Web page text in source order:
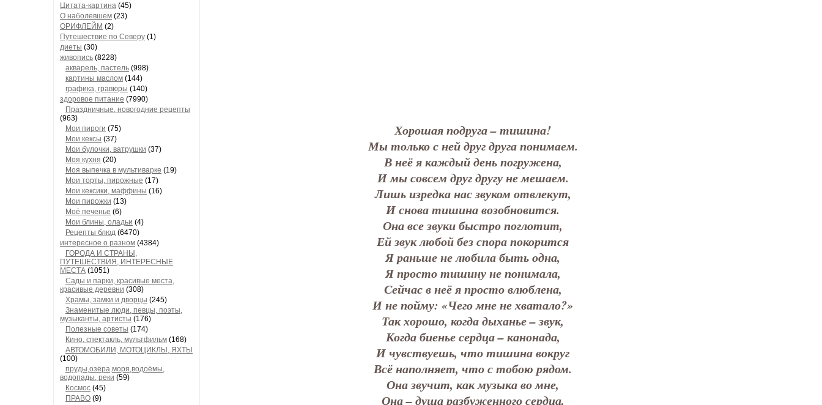
Цитата-картина (45)
О наболевшем (23)
ОРИФЛЕЙМ (2)
Путешествие по Северу (1)
диеты (30)
живопись (8228)
акварель, пастель (998)
картины маслом (144)
графика, гравюры (140)
здоровое питание (7990)
Праздничные, новогодние рецепты
(963)
Мои пироги (75)
Мои кексы (37)
Мои булочки, ватрушки (37)
Моя кухня (20)
Моя выпечка в мультиварке (19)
Мои торты, пирожные (17)
Мои кексики, маффины (16)
Мои пирожки (13)
Моё печенье (6)
Мои блины, оладьи (4)
Рецепты блюд (6470)
интересное о разном (4384)
ГОРОДА И СТРАНЫ,
ПУТЕШЕСТВИЯ, ИНТЕРЕСНЫЕ
МЕСТА (1051)
Сады и парки, красивые места,
красивые деревни (308)
Храмы, замки и дворцы (245)
Знаменитые люди, певцы, поэты,
музыканты, артисты (176)
Полезные советы (174)
Кино, спектакль, мультфильм (168)
АВТОМОБИЛИ, МОТОЦИКЛЫ, ЯХТЫ
(100)
пруды,озёра,моря,водоёмы,
водопады, реки (59)
Космос (45)
ПРАВО (9)
Хорошая подруга – тишина!
Мы только с ней друг друга понимаем.
В неё я каждый день погружена,
И мы совсем друг другу не мешаем.
Лишь изредка нас звуком отвлекут,
И снова тишина возобновится.
Она все звуки быстро поглотит,
Ей звук любой без спора покорится
Я раньше не любила быть одна,
Я просто тишину не понимала,
Сейчас в неё я просто влюблена,
И не пойму: «Чего мне не хватало?»
Так хорошо, когда дыханье – звук,
Когда биенье сердца – канонада,
И чувствуешь, что тишина вокруг
Всё наполняет, что с тобою рядом.
Она звучит, как музыка во мне,
Она – душа разбуженного сердца,